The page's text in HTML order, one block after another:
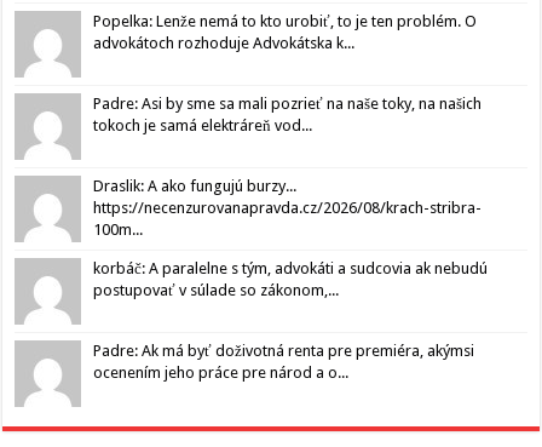
Popelka: Lenže nemá to kto urobiť, to je ten problém. O
advokátoch rozhoduje Advokátska k...
Padre: Asi by sme sa mali pozrieť na naše toky, na našich
tokoch je samá elektráreň vod...
Draslik: A ako fungujú burzy...
https://necenzurovanapravda.cz/2026/08/krach-stribra-
100m...
korbáč: A paralelne s tým, advokáti a sudcovia ak nebudú
postupovať v súlade so zákonom,...
Padre: Ak má byť doživotná renta pre premiéra, akýmsi
ocenením jeho práce pre národ a o...